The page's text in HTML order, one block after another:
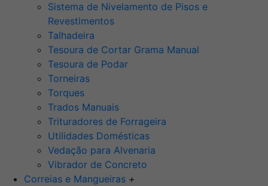
Sistema de Nivelamento de Pisos e
Revestimentos
Talhadeira
Tesoura de Cortar Grama Manual
Tesoura de Podar
Torneiras
Torques
Trados Manuais
Trituradores de Forrageira
Utilidades Domésticas
Vedação para Alvenaria
Vibrador de Concreto
Correias e Mangueiras +